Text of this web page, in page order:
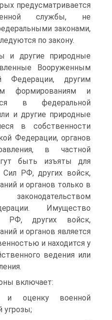
предусматривается
службы, не
законами,
по закону.
и другие природные
Вооруженным
Федерации, другим
формированиям и
в федеральной
и другие природные
в собственности
Федерации, органов
в частной
быть изъяты для
РФ, других войск,
и органов только в
Имущество
РФ, других войск,
и органов является
и находится у
ведения или
включает:
и оценку военной
угрозы;